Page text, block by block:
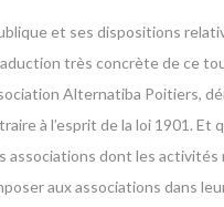
et ses dispositions
très concrète de ce
Alternatiba Poitiers,
à l’esprit de la loi 1901.
associations dont les
aux associations dans